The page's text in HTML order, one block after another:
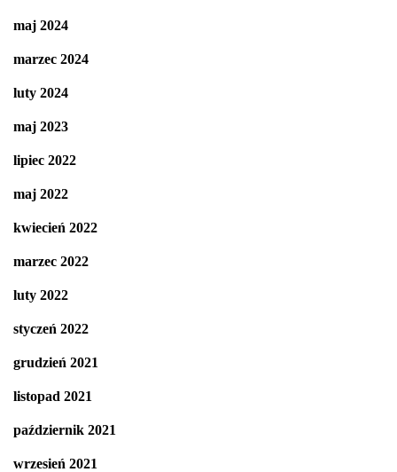
maj 2024
marzec 2024
luty 2024
maj 2023
lipiec 2022
maj 2022
kwiecień 2022
marzec 2022
luty 2022
styczeń 2022
grudzień 2021
listopad 2021
październik 2021
wrzesień 2021